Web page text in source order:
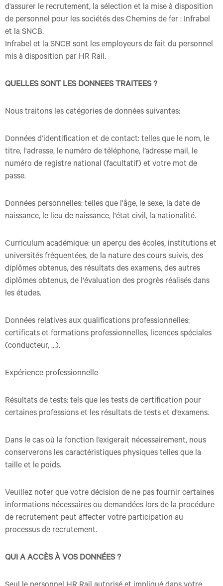
d’assurer le recrutement, la sélection et la mise à disposition
de personnel pour les sociétés des Chemins de fer : Infrabel
et la SNCB.
Infrabel et la SNCB sont les employeurs de fait du personnel
mis à disposition par HR Rail.
QUELLES SONT LES DONNEES TRAITEES ?
Nous traitons les catégories de données suivantes:
Données d’identification et de contact: telles que le nom, le
titre, l'adresse, le numéro de téléphone, l’adresse mail, le
numéro de registre national (facultatif) et votre mot de
passe.
Données personnelles: telles que l'âge, le sexe, la date de
naissance, le lieu de naissance, l'état civil, la nationalité.
Curriculum académique: un aperçu des écoles, institutions et
universités fréquentées, de la nature des cours suivis, des
diplômes obtenus, des résultats des examens, des autres
diplômes obtenus, de l'évaluation des progrès réalisés dans
les études.
Données relatives aux qualifications professionnelles:
certificats et formations professionnelles, licences spéciales
(conducteur, ...).
Expérience professionnelle
Résultats de tests: tels que les tests de certification pour
certaines professions et les résultats de tests et d’examens.
Dans le cas où la fonction l’exigerait nécessairement, nous
conserverons les caractéristiques physiques telles que la
taille et le poids.
Veuillez noter que votre décision de ne pas fournir certaines
informations nécessaires ou demandées lors de la procédure
de recrutement peut affecter votre participation au
processus de recrutement.
QUI A ACCÈS À VOS DONNÉES ?